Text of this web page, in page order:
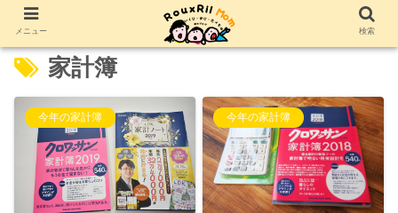
家計簿
今年の家計簿 今年の家計簿
メニュー 検索